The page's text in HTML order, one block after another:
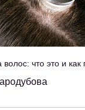
что это и как